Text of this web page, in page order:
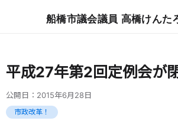
船橋市議会議員 高橋けんた
平成27年第2回定例会が
公開日： 2015年6月28日
市政改革！